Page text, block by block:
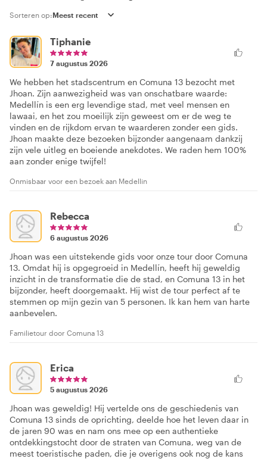
Sorteren op:
Tiphanie
7 augustus 2026
We hebben het stadscentrum en Comuna 13 bezocht met
Jhoan. Zijn aanwezigheid was van onschatbare waarde:
Medellín is een erg levendige stad, met veel mensen en
lawaai, en het zou moeilijk zijn geweest om er de weg te
vinden en de rijkdom ervan te waarderen zonder een gids.
Jhoan maakte deze bezoeken bijzonder aangenaam dankzij
zijn vele uitleg en boeiende anekdotes. We raden hem 100%
aan zonder enige twijfel!
Onmisbaar voor een bezoek aan Medellin
Rebecca
6 augustus 2026
Jhoan was een uitstekende gids voor onze tour door Comuna
13. Omdat hij is opgegroeid in Medellín, heeft hij geweldig
inzicht in de transformatie die de stad, en Comuna 13 in het
bijzonder, heeft doorgemaakt. Hij wist de tour perfect af te
stemmen op mijn gezin van 5 personen. Ik kan hem van harte
aanbevelen.
Familietour door Comuna 13
Erica
5 augustus 2026
Jhoan was geweldig! Hij vertelde ons de geschiedenis van
Comuna 13 sinds de oprichting, deelde hoe het leven daar in
de jaren 90 was en nam ons mee op een authentieke
ontdekkingstocht door de straten van Comuna, weg van de
meest toeristische paden, die je overigens ook nog de kans